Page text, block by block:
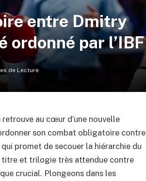
entre Dmitry
ordonné par l’IBF
de Lecture
au cœur d’une nouvelle
son combat obligatoire contre
promet de secouer la hiérarchie du
titre et trilogie très attendue contre
crucial. Plongeons dans les